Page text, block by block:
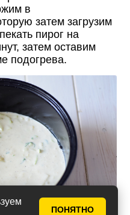
ПОНЯТНО
в
затем загрузим
пирог на
затем оставим
подогрева.